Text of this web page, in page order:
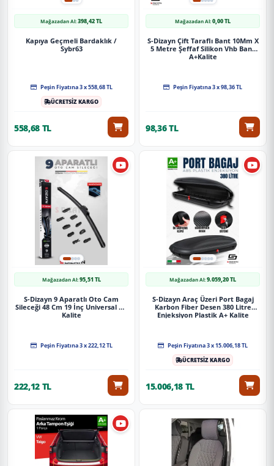
Mağazadan Al:398,42 TL
Kapıya Geçmeli Bardaklık /
Sybr63
Peşin Fiyatına 3 x 558,68 TL
ÜCRETSİZ KARGO
558,68 TL
Mağazadan Al:0,00 TL
S-Dizayn Çift Taraflı Bant 10Mm X
5 Metre Şeffaf Silikon Vhb Bant
A+Kalite
Peşin Fiyatına 3 x 98,36 TL
98,36 TL
Mağazadan Al:95,51 TL
S-Dizayn 9 Aparatlı Oto Cam
Sileceği 48 Cm 19 İnç Universal A+
Kalite
Peşin Fiyatına 3 x 222,12 TL
222,12 TL
Mağazadan Al:9.059,20 TL
S-Dizayn Araç Üzeri Port Bagaj
Karbon Fiber Desen 380 Litre
Enjeksiyon Plastik A+ Kalite
Peşin Fiyatına 3 x 15.006,18 TL
ÜCRETSİZ KARGO
15.006,18 TL